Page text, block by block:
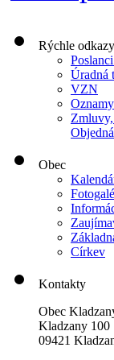
Rýchle odkazy
Úradná
VZN
Oznamy
Obec
Církev
Kontakty
Obec
Kladzany 100
09421